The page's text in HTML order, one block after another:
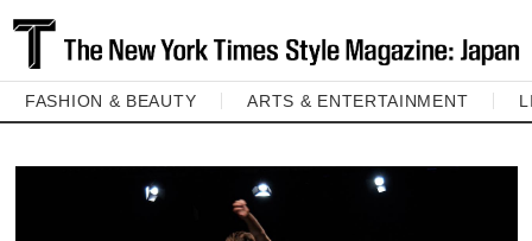
FASHION & BEAUTY ARTS & ENTERTAINMENT